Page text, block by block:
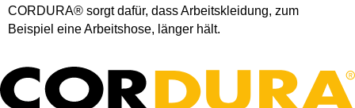
CORDURA® sorgt dafür, dass Arbeitskleidung, zum
Beispiel eine Arbeitshose, länger hält.